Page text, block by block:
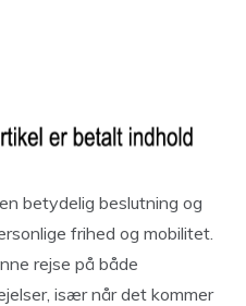
betydelig beslutning og
frihed og mobilitet.
rejse på både
især når det kommer